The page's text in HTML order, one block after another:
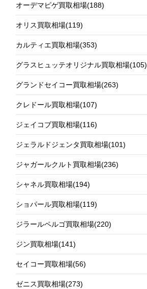
オーデマピゲ買取相場(188)
オリス買取相場(119)
カルティエ買取相場(353)
グラスヒュッテオリジナル買取相場(105)
グランドセイコー買取相場(263)
クレドール買取相場(107)
ジェイコブ買取相場(116)
ジェラルドジェンタ買取相場(101)
ジャガールクルト買取相場(236)
シャネル買取相場(194)
ショパール買取相場(119)
ジラールペルゴ買取相場(220)
ジン買取相場(141)
セイコー買取相場(56)
ゼニス買取相場(273)